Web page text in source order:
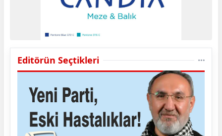
Editörün Seçtikleri